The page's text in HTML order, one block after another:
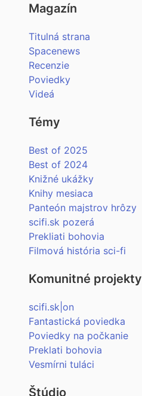
Magazín
Titulná strana
Spacenews
Recenzie
Poviedky
Videá
Témy
Best of 2025
Best of 2024
Knižné ukážky
Knihy mesiaca
Panteón majstrov hrôzy
scifi.sk pozerá
Prekliati bohovia
Filmová história sci-fi
Komunitné projekty
scifi.sk|on
Fantastická poviedka
Poviedky na počkanie
Preklati bohovia
Vesmírni tuláci
Štúdio